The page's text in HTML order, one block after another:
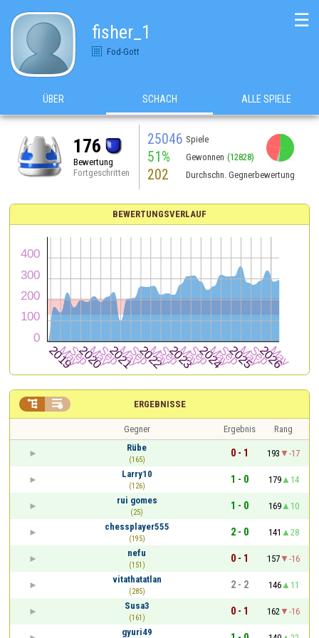
fisher_1
Fod-Gott
☰
ÜBER SCHACH ALLE SPIELE
176
Bewertung
Fortgeschritten
25046 Spiele
51% Gewonnen (12828)
202 Durchschn. Gegnerbewertung
BEWERTUNGSVERLAUF
ERGEBNISSE
 
Gegner Ergebnis
Rang
Rübe
(165)
0 - 1 193
-17
Larry10
(126)
1 - 0 179
14
rui gomes
(25)
1 - 0 169
10
chessplayer555
(195)
2 - 0 141
28
nefu
(151)
0 - 1 157
-16
vitathatatlan
(285)
2 - 2 146
11
Susa3
(161)
0 - 1 162
-16
gyuri49